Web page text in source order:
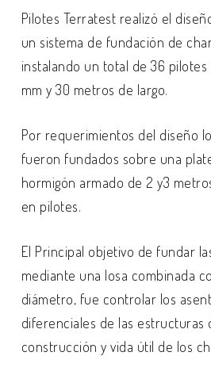
Pilotes Terratest realizó el
un sistema de fundación de
instalando un total de 36 pilotes
mm y 30 metros de largo.
Por requerimientos del diseño
fueron fundados sobre una
hormigón armado de 2 y3
en pilotes.
El Principal objetivo de fundar
mediante una losa combinada
diámetro, fue controlar los
diferenciales de las estructuras
construcción y vida útil de los